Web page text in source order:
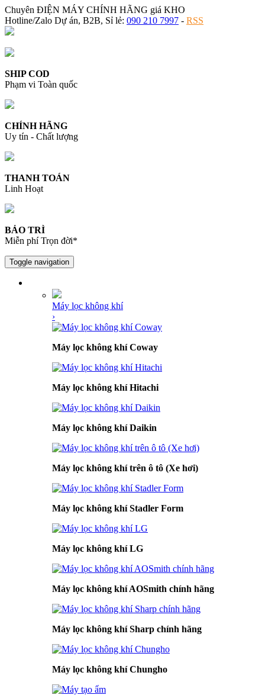
Chuyên ĐIỆN MÁY CHÍNH HÃNG giá KHO
Hotline/Zalo Dự án, B2B, Sỉ lẻ: 090 210 7997 - RSS
SHIP COD
Phạm vi Toàn quốc
CHÍNH HÃNG
Uy tín - Chất lượng
THANH TOÁN
Linh Hoạt
BẢO TRÌ
Miễn phí Trọn đời*
Toggle navigation
Máy lọc không khí
›
Máy lọc không khí Coway
Máy lọc không khí Hitachi
Máy lọc không khí Daikin
Máy lọc không khí trên ô tô (Xe hơi)
Máy lọc không khí Stadler Form
Máy lọc không khí LG
Máy lọc không khí AOSmith chính hãng
Máy lọc không khí Sharp chính hãng
Máy lọc không khí Chungho